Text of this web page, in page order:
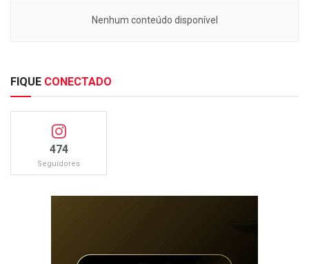
Nenhum conteúdo disponível
FIQUE CONECTADO
474
Seguidores